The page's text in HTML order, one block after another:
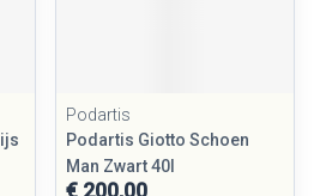
Podartis
Podartis Giotto Schoen
Man Zwart 40l
€ 200,00